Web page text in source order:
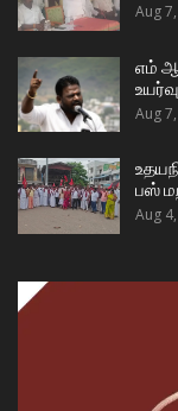
Aug
எம்
Aug
பஸ்
Aug